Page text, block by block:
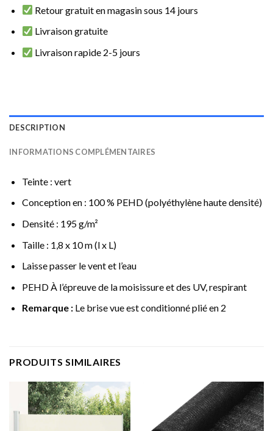
Retour gratuit en magasin sous 14 jours
Livraison gratuite
Livraison rapide 2-5 jours
DESCRIPTION
INFORMATIONS COMPLÉMENTAIRES
Teinte : vert
Conception en : 100 % PEHD (polyéthylène haute densité)
Densité : 195 g/m²
Taille : 1,8 x 10 m (l x L)
Laisse passer le vent et l’eau
PEHD À l’épreuve de la moisissure et des UV, respirant
Remarque : Le brise vue est conditionné plié en 2
PRODUITS SIMILAIRES